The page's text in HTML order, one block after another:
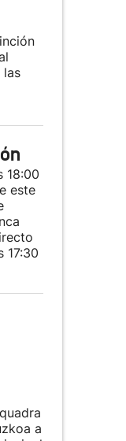
las
18:00
este
17:30
a